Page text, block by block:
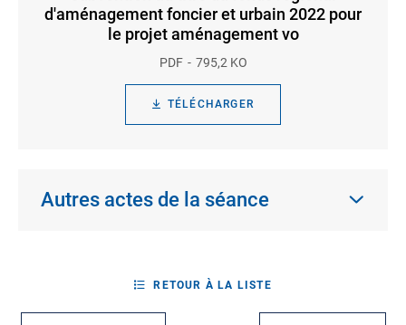
d'aménagement foncier et urbain 2022 pour
le projet aménagement vo
PDF 795,2 KO
TÉLÉCHARGER
Autres actes de la séance
RETOUR À LA LISTE